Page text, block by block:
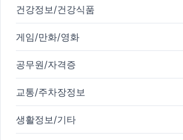
건강정보/건강식품
게임/만화/영화
공무원/자격증
교통/주차장정보
생활정보/기타